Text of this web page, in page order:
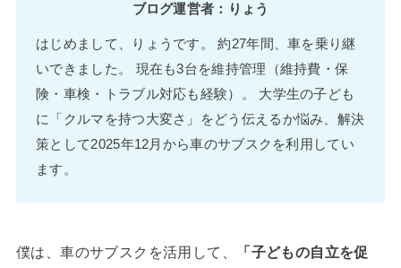
ブログ運営者：りょう
はじめまして、りょうです。 約27年間、車を乗り継
いできました。 現在も3台を維持管理（維持費・保
険・車検・トラブル対応も経験）。 大学生の子ども
に「クルマを持つ大変さ」をどう伝えるか悩み、解決
策として2025年12月から車のサブスクを利用してい
ます。
僕は、車のサブスクを活用して、
「子どもの自立を促